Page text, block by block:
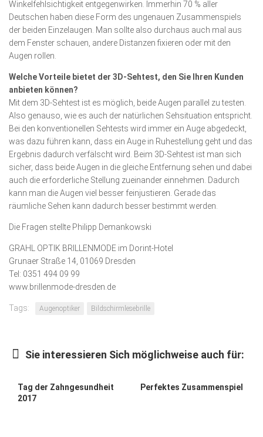
Winkelfehlsichtig­keit entgegenwirken. Immerhin 70 % aller
Deutschen haben diese Form des ungenauen Zusammen­spiels
der beiden Ein­zel­augen. Man sollte also durchaus auch mal aus
dem Fenster schauen, andere Distanzen fixieren oder mit den
Augen rollen.
Welche Vorteile bietet der 3D-Sehtest, den Sie Ihren Kunden
anbieten können?
Mit dem 3D-Sehtest ist es möglich, beide Augen parallel zu testen.
Also genauso, wie es auch der natürlichen Seh­situation entspricht.
Bei den konventionellen Sehtests wird immer ein Auge abgedeckt,
was dazu führen kann, dass ein Auge in Ruhestellung geht und das
Ergebnis dadurch verfälscht wird. Beim 3D-Sehtest ist man sich
sicher, dass beide Augen in die gleiche Entfernung sehen und dabei
auch die erforderliche Stellung zueinander einnehmen. Dadurch
kann man die Augen viel besser feinjustieren. Gerade das
räumliche Sehen kann da­durch besser bestimmt werden.
Die Fragen stellte Philipp Demankowski
GRAHL OPTIK BRILLENMODE im Dorint-Hotel
Grunaer Straße 14, 01069 Dresden
Tel: 0351 494 09 99
www.brillenmode-dresden.de
Tags: Augenoptiker Bildschirmlesebrille
Sie interessieren Sich möglichweise auch für:
Tag der Zahngesundheit
2017
Perfektes Zusammenspiel